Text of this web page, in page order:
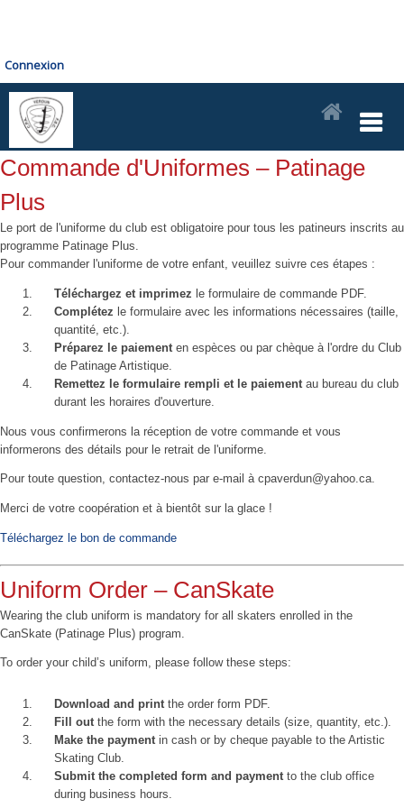
Connexion
Commande d'Uniformes – Patinage
Plus
Le port de l'uniforme du club est obligatoire pour tous les patineurs inscrits au
programme Patinage Plus.
Pour commander l'uniforme de votre enfant, veuillez suivre ces étapes :
Téléchargez et imprimez le formulaire de commande PDF.
Complétez le formulaire avec les informations nécessaires (taille,
quantité, etc.).
Préparez le paiement en espèces ou par chèque à l'ordre du Club
de Patinage Artistique.
Remettez le formulaire rempli et le paiement au bureau du club
durant les horaires d'ouverture.
Nous vous confirmerons la réception de votre commande et vous
informerons des détails pour le retrait de l'uniforme.
Pour toute question, contactez-nous par e-mail à cpaverdun@yahoo.ca.
Merci de votre coopération et à bientôt sur la glace !
Téléchargez le bon de commande
Uniform Order – CanSkate
Wearing the club uniform is mandatory for all skaters enrolled in the
CanSkate (Patinage Plus) program.
To order your child’s uniform, please follow these steps:
Download and print the order form PDF.
Fill out the form with the necessary details (size, quantity, etc.).
Make the payment in cash or by cheque payable to the Artistic
Skating Club.
Submit the completed form and payment to the club office
during business hours.